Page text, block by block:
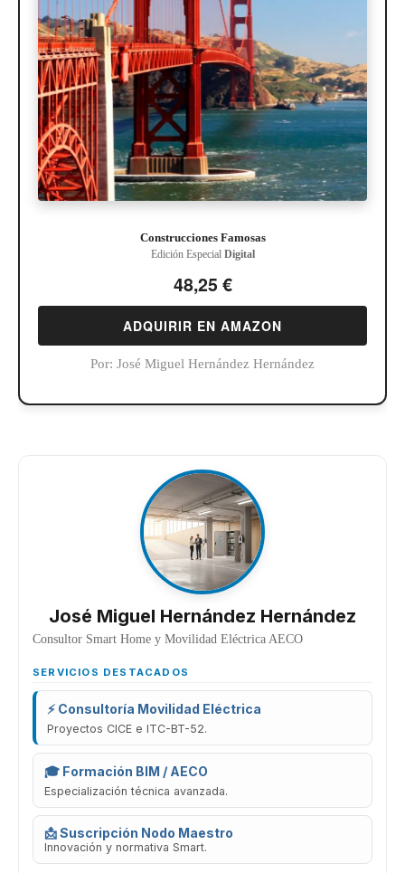
Construcciones Famosas
Edición Especial Digital
48,25 €
ADQUIRIR EN AMAZON
Por: José Miguel Hernández Hernández
José Miguel Hernández Hernández
Consultor Smart Home y Movilidad Eléctrica AECO
SERVICIOS DESTACADOS
⚡ Consultoría Movilidad Eléctrica
Proyectos CICE e ITC-BT-52.
🎓 Formación BIM / AECO
Especialización técnica avanzada.
📩 Suscripción Nodo Maestro
Innovación y normativa Smart.